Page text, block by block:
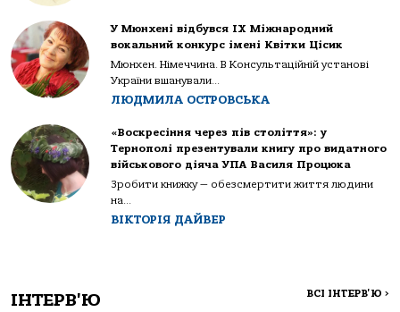
У Мюнхені відбувся IX Міжнародний
вокальний конкурс імені Квітки Цісик
Мюнхен. Німеччина. В Консультаційній установі
України вшанували...
ЛЮДМИЛА ОСТРОВСЬКА
«Воскресіння через пів століття»: у
Тернополі презентували книгу про видатного
військового діяча УПА Василя Процюка
Зробити книжку — обезсмертити життя людини
на...
ВІКТОРІЯ ДАЙВЕР
ІНТЕРВ'Ю ВСІ ІНТЕРВ'Ю >